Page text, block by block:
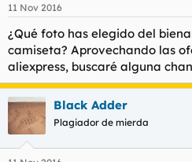
11 Nov 2016
¿Qué foto has elegido del
camiseta? Aprovechando las
aliexpress, buscaré alguna
Black Adder
Plagiador de mierda